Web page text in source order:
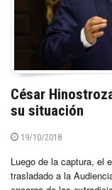
César
su situación
19/10/2018
Luego de la captura, el
trasladado a la